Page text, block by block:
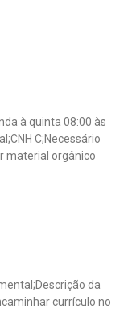
à quinta 08:00 às
C;Necessário
material orgânico
da
currículo no